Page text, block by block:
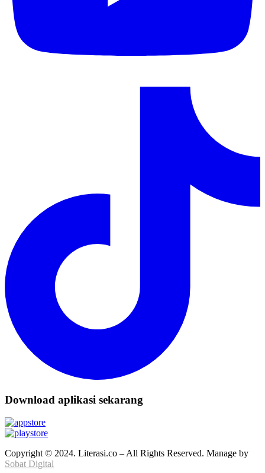
Download aplikasi sekarang
Copyright © 2024. Literasi.co – All Rights Reserved. Manage by
Sobat Digital